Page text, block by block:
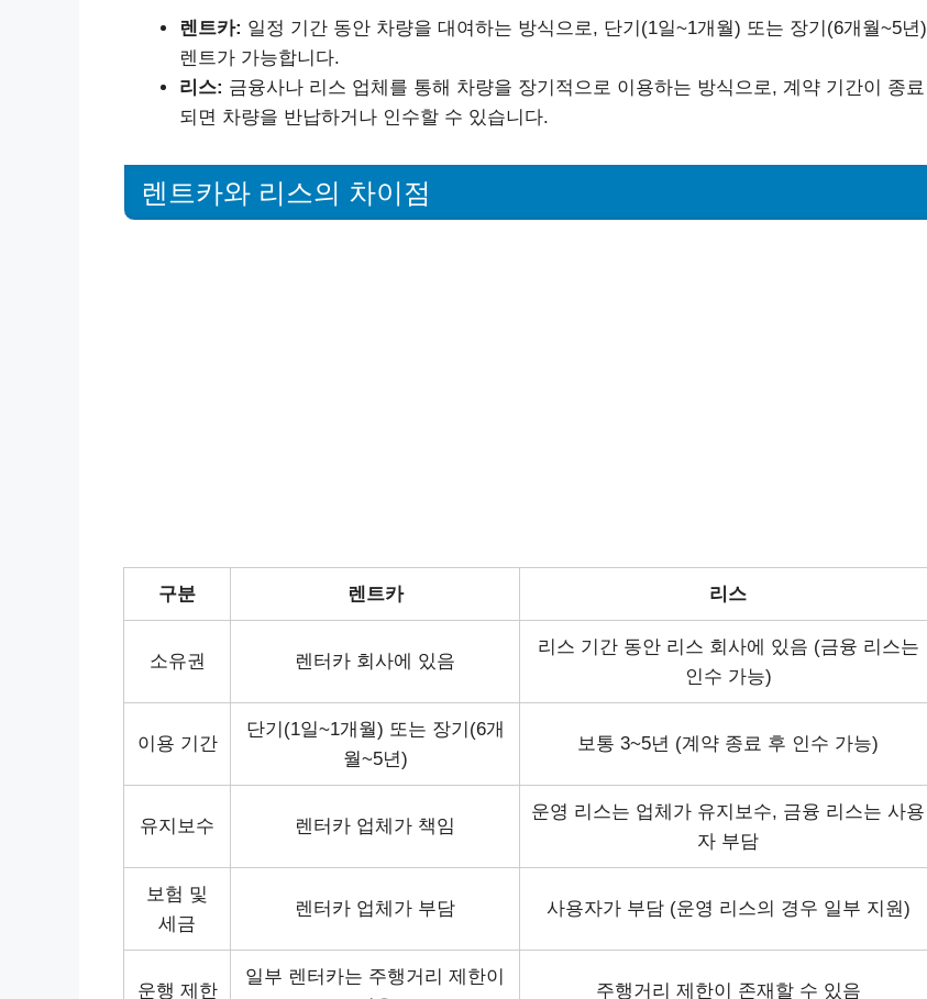
렌트카: 일정 기간 동안 차량을 대여하는 방식으로, 단기(1일~1개월) 또는 장기(6개월~5년)
렌트가 가능합니다.
리스: 금융사나 리스 업체를 통해 차량을 장기적으로 이용하는 방식으로, 계약 기간이 종료
되면 차량을 반납하거나 인수할 수 있습니다.
렌트카와 리스의 차이점
구분 렌트카 리스
소유권 렌터카 회사에 있음
리스 기간 동안 리스 회사에 있음 (금융 리스는
인수 가능)
이용 기간
단기(1일~1개월) 또는 장기(6개
월~5년)
보통 3~5년 (계약 종료 후 인수 가능)
유지보수 렌터카 업체가 책임
운영 리스는 업체가 유지보수, 금융 리스는 사용
자 부담
보험 및
세금
렌터카 업체가 부담 사용자가 부담 (운영 리스의 경우 일부 지원)
운행 제한
일부 렌터카는 주행거리 제한이
주행거리 제한이 존재할 수 있음